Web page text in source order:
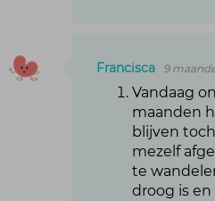
Francisca 9
Vandaag
maanden
blijven
mezelf
te
droog is